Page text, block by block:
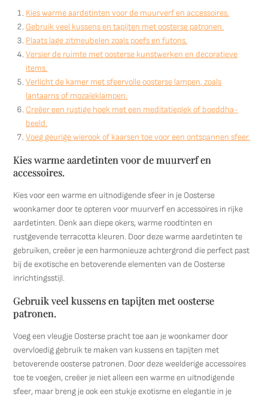
Kies warme aardetinten voor de muurverf en accessoires.
Gebruik veel kussens en tapijten met oosterse patronen.
Plaats lage zitmeubelen zoals poefs en futons.
Versier de ruimte met oosterse kunstwerken en decoratieve
items.
Verlicht de kamer met sfeervolle oosterse lampen, zoals
lantaarns of mozaïeklampen.
Creëer een rustige hoek met een meditatieplek of boeddha-
beeld.
Voeg geurige wierook of kaarsen toe voor een ontspannen sfeer.
Kies warme aardetinten voor de muurverf en
accessoires.
Kies voor een warme en uitnodigende sfeer in je Oosterse
woonkamer door te opteren voor muurverf en accessoires in rijke
aardetinten. Denk aan diepe okers, warme roodtinten en
rustgevende terracotta kleuren. Door deze warme aardetinten te
gebruiken, creëer je een harmonieuze achtergrond die perfect past
bij de exotische en betoverende elementen van de Oosterse
inrichtingsstijl.
Gebruik veel kussens en tapijten met oosterse
patronen.
Voeg een vleugje Oosterse pracht toe aan je woonkamer door
overvloedig gebruik te maken van kussens en tapijten met
betoverende oosterse patronen. Door deze weelderige accessoires
toe te voegen, creëer je niet alleen een warme en uitnodigende
sfeer, maar breng je ook een stukje exotisme en elegantie in je